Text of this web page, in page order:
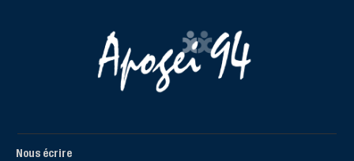
Nous écrire